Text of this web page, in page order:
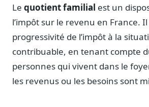
Notes, briefings, tableaux de bord
Fiches parlementaires
Parcours, mandats, prises de position
Registre HATVP
Cartographier l'influence sur un dossier
Le quotient familial est un
l’impôt sur le revenu en France.
progressivité de l’impôt à la
contribuable, en tenant compte
personnes qui vivent dans le
les revenus ou les besoins sont